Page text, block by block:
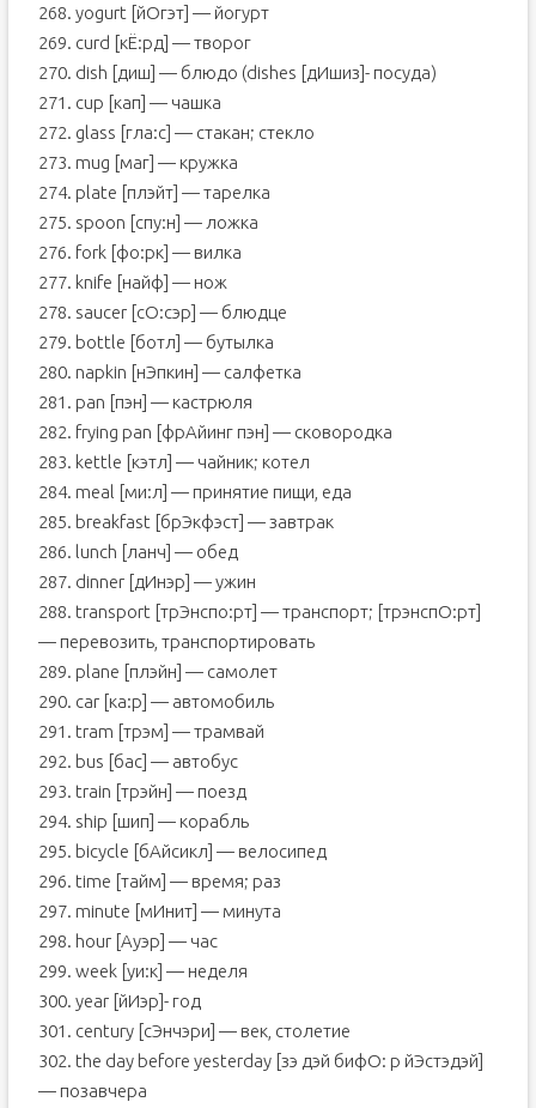
268. yogurt [йОгэт] — йогурт
269. curd [кЁ:рд] — творог
270. dish [диш] — блюдо (dishes [дИшиз]- посуда)
271. cup [кап] — чашка
272. glass [гла:с] — стакан; стекло
273. mug [маг] — кружка
274. plate [плэйт] — тарелка
275. spoon [спу:н] — ложка
276. fork [фо:рк] — вилка
277. knife [найф] — нож
278. saucer [сO:сэр] — блюдце
279. bottle [ботл] — бутылка
280. napkin [нЭпкин] — салфетка
281. pan [пэн] — кастрюля
282. frying pan [фрАйинг пэн] — сковородка
283. kettle [кэтл] — чайник; котел
284. meal [ми:л] — принятие пищи, еда
285. breakfast [брЭкфэст] — завтрак
286. lunch [ланч] — обед
287. dinner [дИнэр] — ужин
288. transport [трЭнспо:рт] — транспорт; [трэнспО:рт]
— перевозить, транспортировать
289. plane [плэйн] — самолет
290. car [ка:р] — автомобиль
291. tram [трэм] — трамвай
292. bus [бас] — автобус
293. train [трэйн] — поезд
294. ship [шип] — корабль
295. bicycle [бAйсикл] — велосипед
296. time [тайм] — время; раз
297. minute [мИнит] — минута
298. hour [Aуэр] — час
299. week [уи:к] — неделя
300. year [йИэр]- год
301. century [сЭнчэри] — век, столетие
302. the day before yesterday [зэ дэй бифО: р йЭстэдэй]
— позавчера